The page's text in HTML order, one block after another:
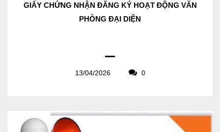
GIẤY CHỨNG NHẬN ĐĂNG KÝ HOẠT ĐỘNG VĂN
PHÒNG ĐẠI DIỆN
13/04/2026 0